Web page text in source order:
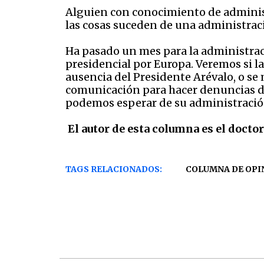
Alguien con conocimiento de
las cosas suceden de una
Ha pasado un mes para la
presidencial por Europa. Veremos si
ausencia del Presidente Arévalo, o
comunicación para hacer denuncias
podemos esperar de su
El autor de esta columna es el
TAGS RELACIONADOS: COLUMNA DE